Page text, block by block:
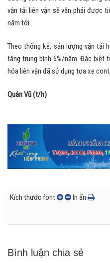
vận tải liên vận sẽ vẫn phải được
năm tới.
Theo thống kê, sản lượng vận tải
tăng trung bình 6%/năm. Đặc biệt
hóa liên vận đã sử dụng toa xe
Quân Vũ (t/h)
Kích thước font In ấn
Bình luận chia sẻ